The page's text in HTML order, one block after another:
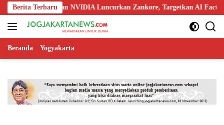
Langsung
ke
konten
Berita Terbaru
Nokia, dan NVIDIA Luncurkan Zankore, Targetkan AI Factory 1 GW
Beranda Yogyakarta